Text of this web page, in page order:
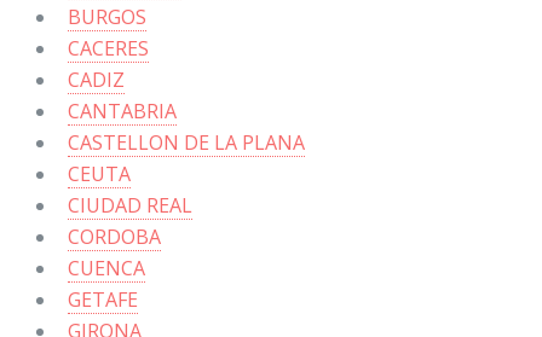
BURGOS
CACERES
CADIZ
CANTABRIA
CASTELLON DE LA PLANA
CEUTA
CIUDAD REAL
CORDOBA
CUENCA
GETAFE
GIRONA